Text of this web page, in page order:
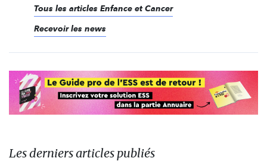
Tous les articles Enfance et Cancer
Recevoir les news
Les derniers articles publiés